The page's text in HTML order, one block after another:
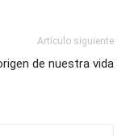
Artículo siguiente
de nuestra vida